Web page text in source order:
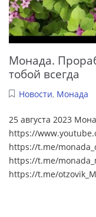
Монада.
тобой всегда
Новости, Монада
25 августа 2023
https://
https://t.me/
https://t.me/
https://t.me/